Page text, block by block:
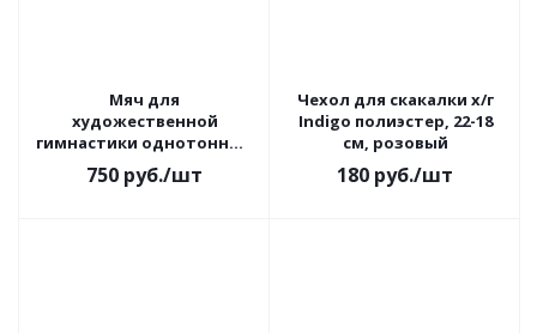
Мяч для
художественной
гимнастики однотонный
Torres, диам. 19 см, ПВХ,
лиловый с блесками
750 руб./шт
Чехол для скакалки х/г
Indigo полиэстер, 22-18
см, розовый
180 руб./шт